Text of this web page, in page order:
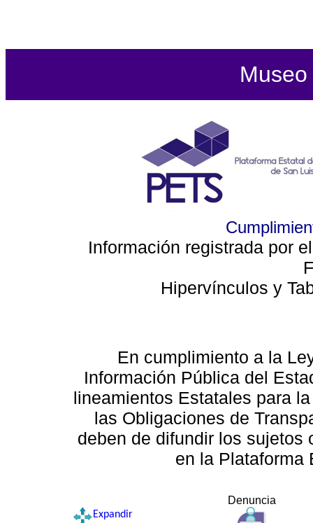
Información registrada por
Hipervínculos y
En cumplimiento a la
Información Pública del
lineamientos Estatales para
las Obligaciones de
deben de difundir los sujetos
en la Plataforma
Denuncia
Expandir